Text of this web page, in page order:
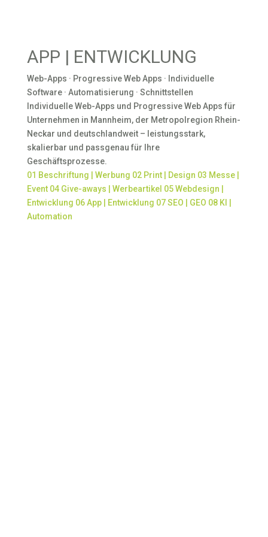
APP | ENTWICKLUNG
Web-Apps · Progressive Web Apps · Individuelle
Software · Automatisierung · Schnittstellen
Individuelle Web-Apps und Progressive Web Apps für
Unternehmen in Mannheim, der Metropolregion Rhein-
Neckar und deutschlandweit – leistungsstark,
skalierbar und passgenau für Ihre
Geschäftsprozesse.
01 Beschriftung | Werbung 02 Print | Design 03 Messe |
Event 04 Give-aways | Werbeartikel 05 Webdesign |
Entwicklung 06 App | Entwicklung 07 SEO | GEO 08 KI |
Automation